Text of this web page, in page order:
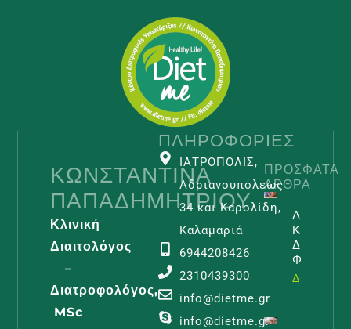
ΚΩΝΣΤΑΝΤΊΝΑ
ΠΑΠΑΔΗΜΗΤΡΊΟΥ
Κλινική
Διαιτολόγος
–
Διατροφολόγος,
MSc
ΠΛΗΡΟΦΟΡΊΕΣ
ΙΑΤΡΟΠΟΛΙΣ,
Αδριανουπόλεως
34 και Καρολίδη,
Καλαμαριά
6944208426
2310439300
info@dietme.gr
info@dietme.gr
ΠΡΌΣΦΑΤΑ
ΆΡΘΡΑ
Και
Φροντίδα
Διαβάστε